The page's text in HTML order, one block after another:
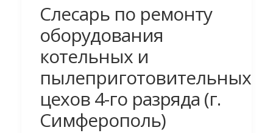
Слесарь по ремонту
оборудования
котельных и
пылеприготовительных
цехов 4-го разряда (г.
Симферополь)